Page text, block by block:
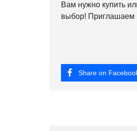
Вам нужно купить
выбор! Приглашаем
Share on